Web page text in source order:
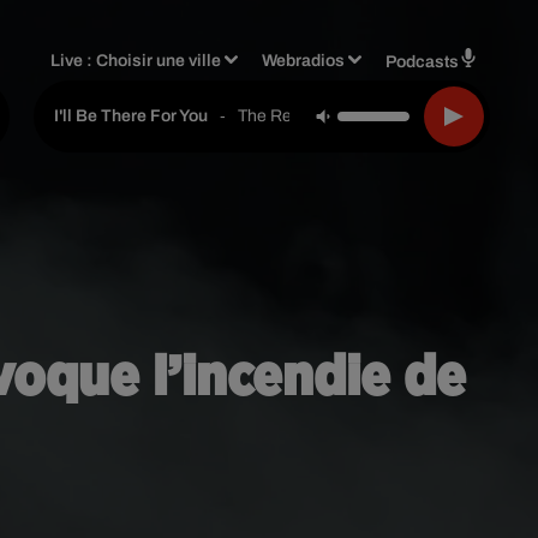
Live :Choisir une ville Webradios Podcasts
I'll Be There For You - The Rembrandts
l’incendie de